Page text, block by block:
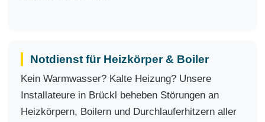
Notdienst für Heizkörper & Boiler
Kein Warmwasser? Kalte Heizung? Unsere
Installateure in Brückl beheben Störungen an
Heizkörpern, Boilern und Durchlauferhitzern aller